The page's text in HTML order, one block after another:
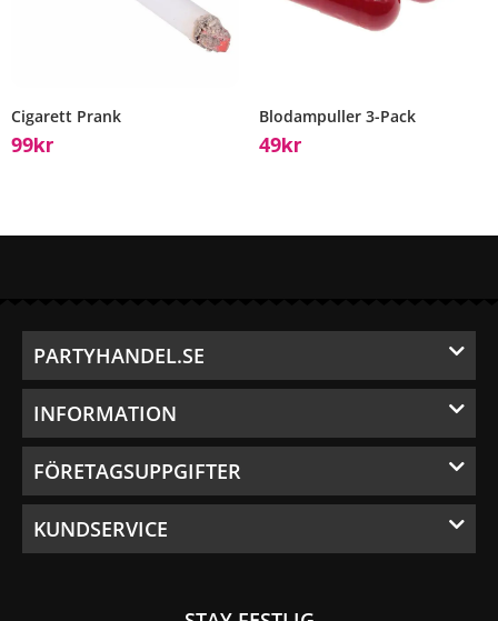
Cigarett Prank
99Kr
Blodampuller 3-Pack
49Kr
PARTYHANDEL.SE
INFORMATION
FÖRETAGSUPPGIFTER
KUNDSERVICE